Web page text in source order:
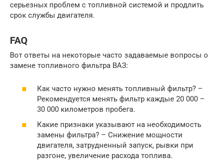
серьезных проблем с топливной системой и продлить
срок службы двигателя.
FAQ
Вот ответы на некоторые часто задаваемые вопросы о
замене топливного фильтра ВАЗ:
Как часто нужно менять топливный фильтр? –
Рекомендуется менять фильтр каждые 20 000 –
30 000 километров пробега.
Какие признаки указывают на необходимость
замены фильтра? – Снижение мощности
двигателя, затрудненный запуск, рывки при
разгоне, увеличение расхода топлива.